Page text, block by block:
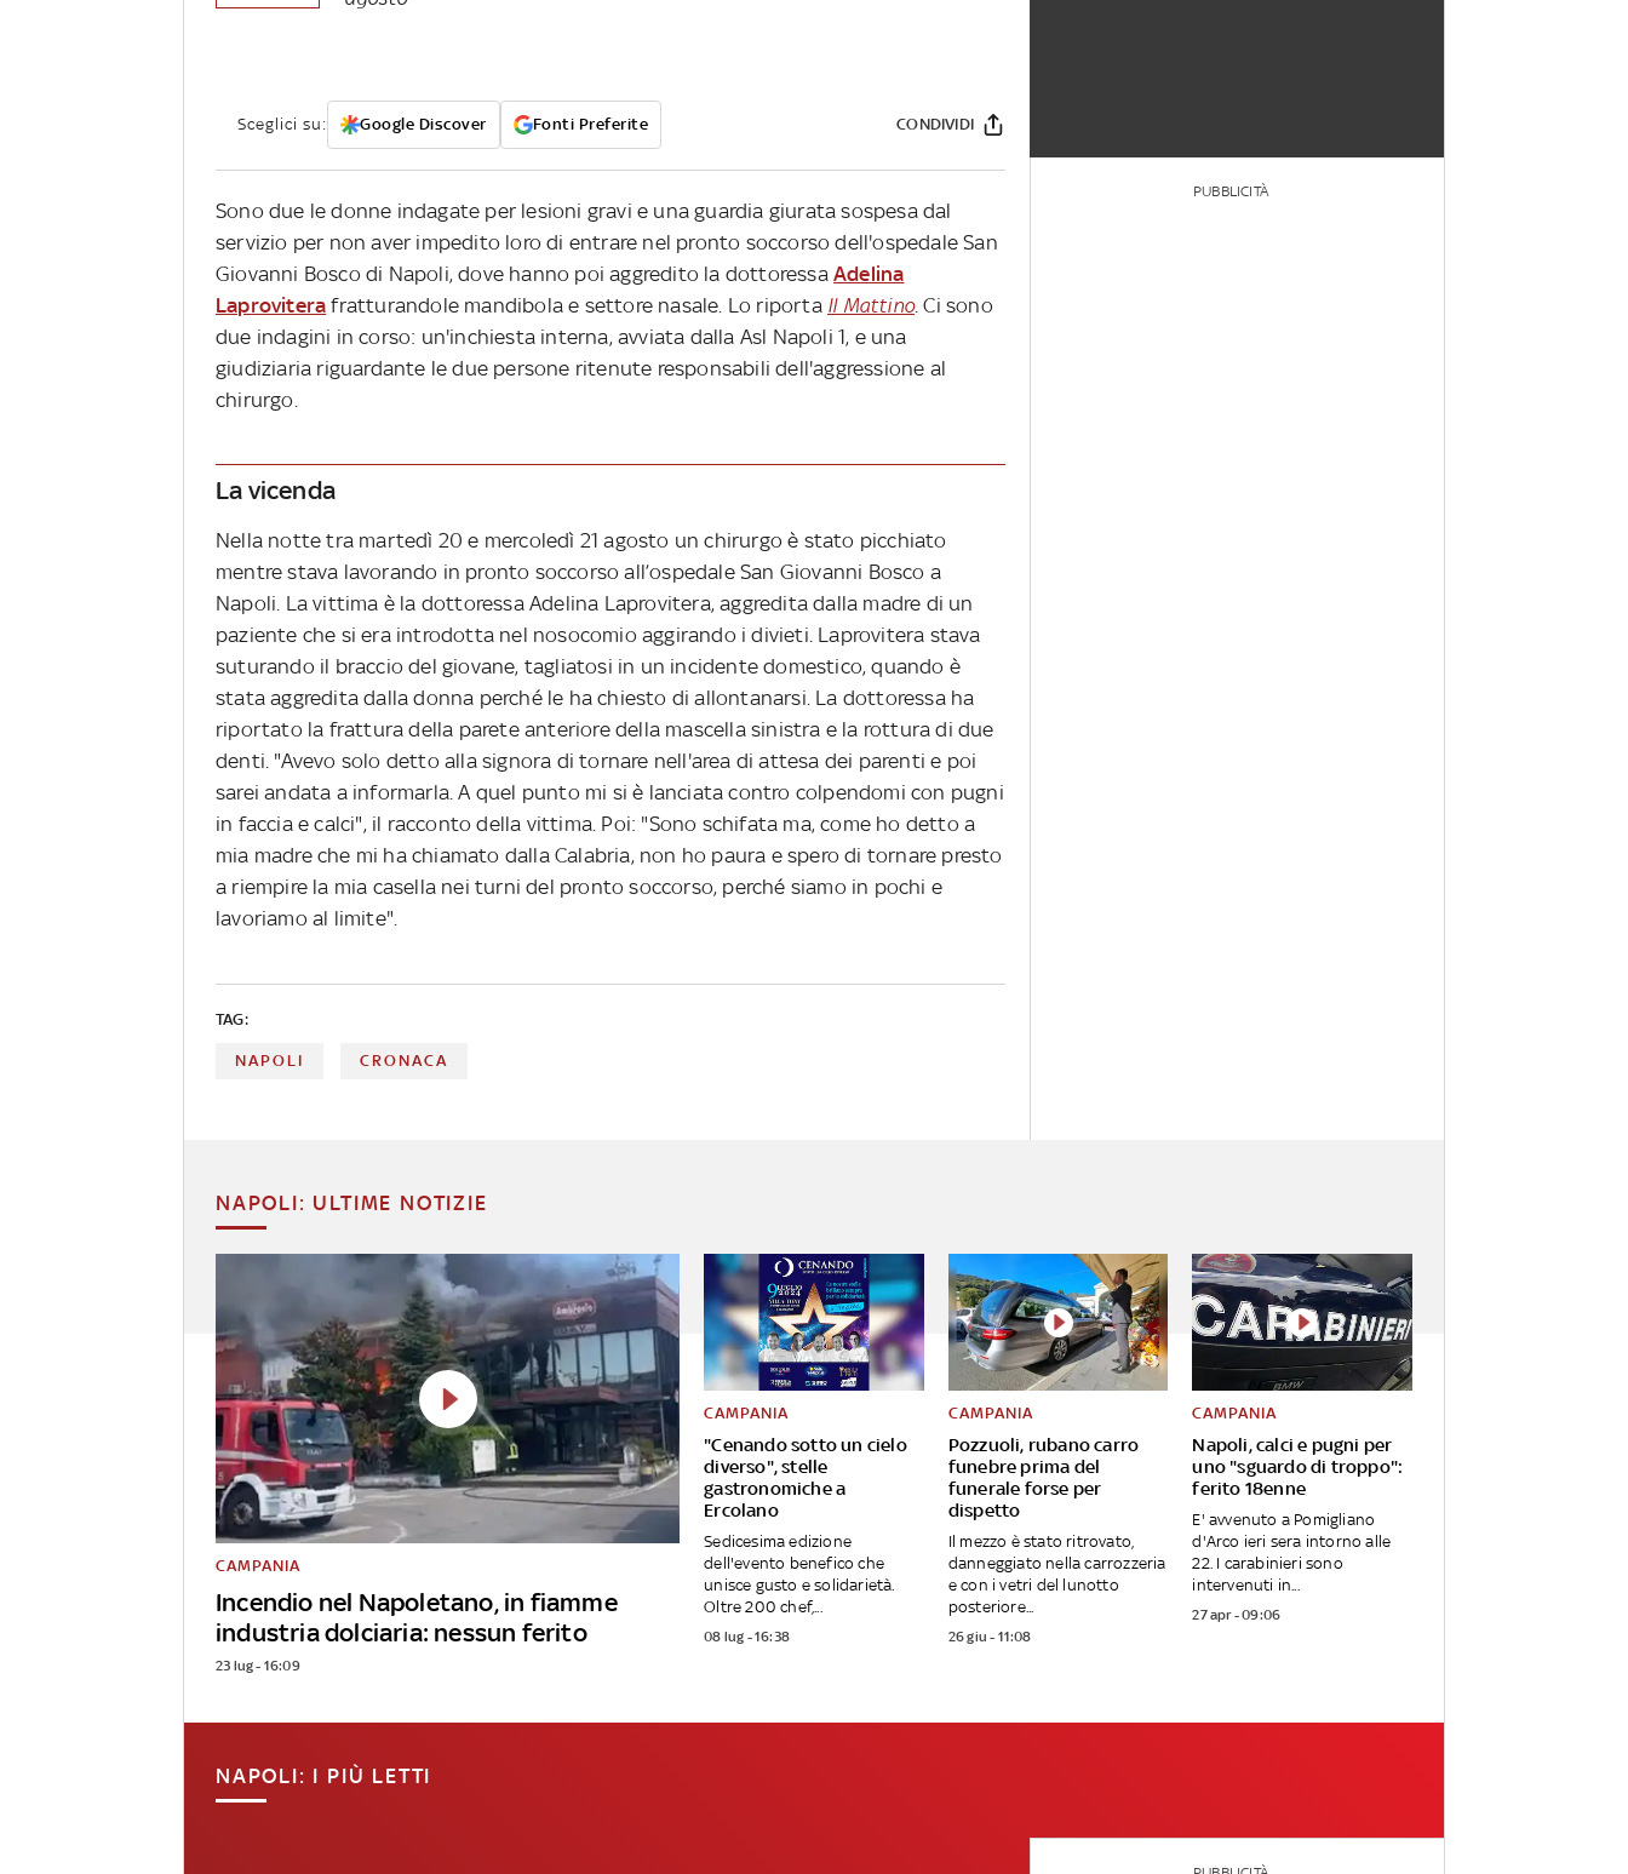
Sceglici su: Google Discover Fonti Preferite CONDIVIDI
Sono due le donne indagate per lesioni gravi e una guardia giurata sospesa dal
servizio per non aver impedito loro di entrare nel pronto soccorso dell'ospedale San
Giovanni Bosco di Napoli, dove hanno poi aggredito la dottoressaAdelina
Laprovitera fratturandole mandibola e settore nasale. Lo riporta Il Mattino. Ci sono
due indagini in corso: un'inchiesta interna, avviata dalla Asl Napoli 1, e una
giudiziaria riguardante le due persone ritenute responsabili dell'aggressione al
chirurgo.
La vicenda
Nella notte tra martedì 20 e mercoledì 21 agosto un chirurgo è stato picchiato
mentre stava lavorando in pronto soccorso all’ospedale San Giovanni Bosco a
Napoli. La vittima è la dottoressa Adelina Laprovitera, aggredita dalla madre di un
paziente che si era introdotta nel nosocomio aggirando i divieti. Laprovitera stava
suturando il braccio del giovane, tagliatosi in un incidente domestico, quando è
stata aggredita dalla donna perché le ha chiesto di allontanarsi. La dottoressa ha
riportato la frattura della parete anteriore della mascella sinistra e la rottura di due
denti. "Avevo solo detto alla signora di tornare nell'area di attesa dei parenti e poi
sarei andata a informarla. A quel punto mi si è lanciata contro colpendomi con pugni
in faccia e calci", il racconto della vittima. Poi: "Sono schifata ma, come ho detto a
mia madre che mi ha chiamato dalla Calabria, non ho paura e spero di tornare presto
a riempire la mia casella nei turni del pronto soccorso, perché siamo in pochi e
lavoriamo al limite".
TAG:
NAPOLI CRONACA
PUBBLICITÀ
NAPOLI: ULTIME NOTIZIE
Incendio nel Napoletano, in fiamme
industria dolciaria: nessun ferito
CAMPANIA
23 lug - 16:09
"Cenando sotto un cielo
diverso", stelle
gastronomiche a
Ercolano
CAMPANIA
Sedicesima edizione
dell'evento benefico che
unisce gusto e solidarietà.
Oltre 200 chef,...
08 lug - 16:38
Pozzuoli, rubano carro
funebre prima del
funerale forse per
dispetto
CAMPANIA
Il mezzo è stato ritrovato,
danneggiato nella carrozzeria
e con i vetri del lunotto
posteriore...
26 giu - 11:08
Napoli, calci e pugni per
uno "sguardo di troppo":
ferito 18enne
CAMPANIA
E' avvenuto a Pomigliano
d'Arco ieri sera intorno alle
22. I carabinieri sono
intervenuti in...
27 apr - 09:06
NAPOLI: I PIÙ LETTI